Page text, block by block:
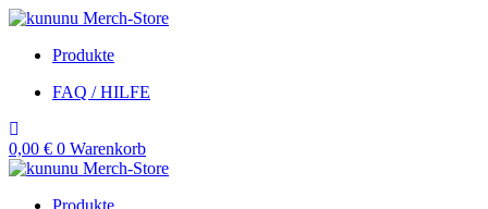
Zum
springenProdukte
FAQ / HILFE
0,00 € 0 Warenkorb
Produkte